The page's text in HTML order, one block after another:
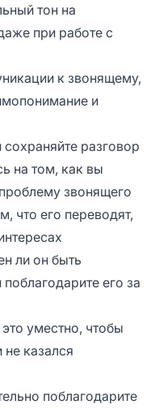
тон на
при работе с
к звонящему,
и
сохраняйте разговор
на том, как вы
звонящего
что его переводят,
ли он быть
его за
уместно, чтобы
не казался
поблагодарите